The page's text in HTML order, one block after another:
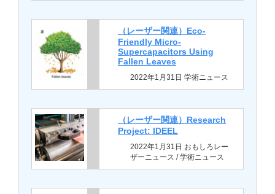
（レーザー関連）Eco-
Friendly Micro-
Supercapacitors Using
Fallen Leaves
2022年1月31日 学術ニュース
（レーザー関連）Research
Project: IDEEL
2022年1月31日 おもしろレー
ザーニュース / 学術ニュース